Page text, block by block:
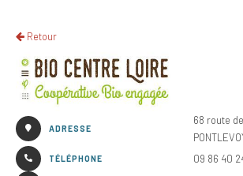
Retour
ADRESSE
68 route
TÉLÉPHONE
09 86 40